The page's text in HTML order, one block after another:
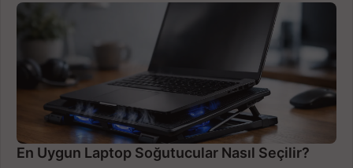
En Uygun Laptop Soğutucular Nasıl Seçilir?